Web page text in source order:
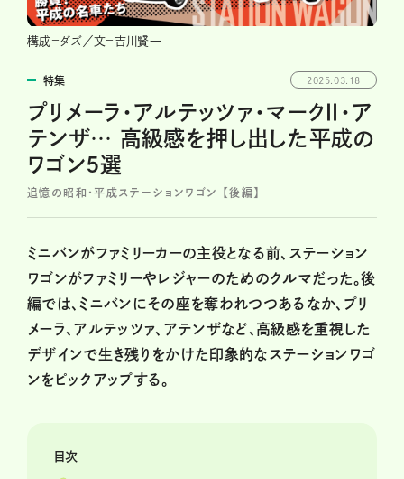
構成＝ダズ／文＝吉川賢一
特集 2025.03.18
プリメーラ・アルテッツァ・マークⅡ・ア
テンザ… 高級感を押し出した平成の
ワゴン5選
追憶の昭和・平成ステーションワゴン 【後編】
ミニバンがファミリーカーの主役となる前、ステーション
ワゴンがファミリーやレジャーのためのクルマだった。後
編では、ミニバンにその座を奪われつつあるなか、プリ
メーラ、アルテッツァ、アテンザなど、高級感を重視した
デザインで生き残りをかけた印象的なステーションワゴ
ンをピックアップする。
目次